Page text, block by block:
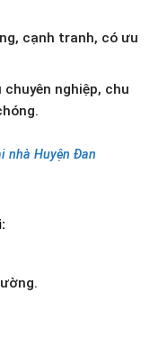
cạnh tranh, có ưu
chuyên nghiệp, chu
nhà Huyện Đan